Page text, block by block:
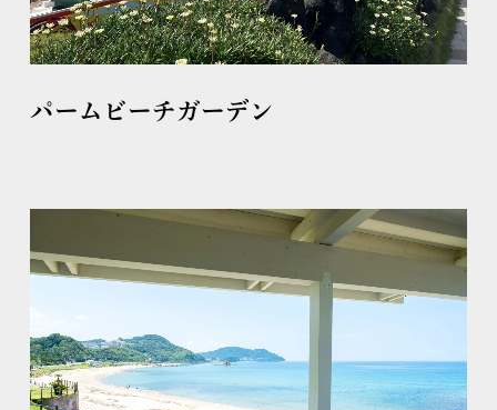
パームビーチガーデン